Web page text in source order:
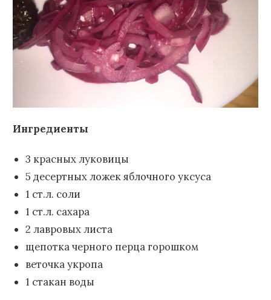
Ингредиенты
3 красных луковицы
5 десертных ложек яблочного уксуса
1 ст.л. соли
1 ст.л. сахара
2 лавровых листа
щепотка черного перца горошком
веточка укропа
1 стакан воды